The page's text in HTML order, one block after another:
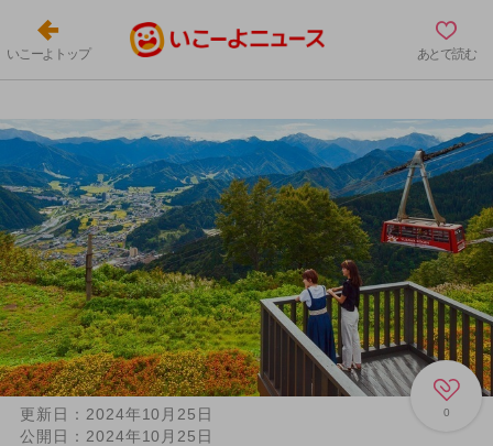
いこーよトップ あとで読む
0
更新日： 2024年10月25日
公開日： 2024年10月25日